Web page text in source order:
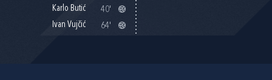
Karlo Butić
40'
Ivan Vujčić
64'